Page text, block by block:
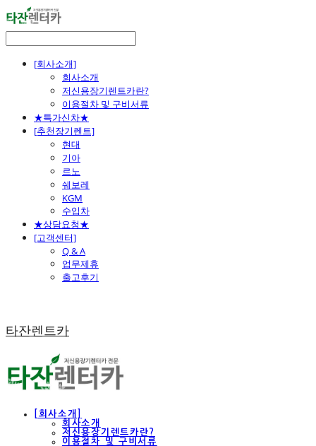
[회사소개]
회사소개
저신용장기렌트카란?
이용절차 및 구비서류
★특가신차★
[추천장기렌트]
현대
기아
르노
쉐보레
KGM
수입차
★상담요청★
[고객센터]
Q & A
업무제휴
출고후기
타잔렌트카
[회사소개]
회사소개
저신용장기렌트카란?
이용절차 및 구비서류